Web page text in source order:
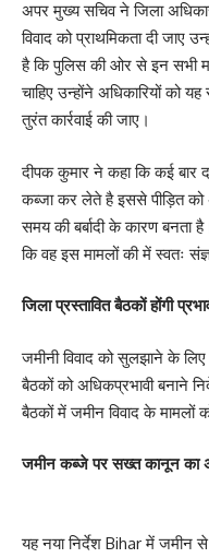
अपर मुख्य सचिव ने जिला
विवाद को प्राथमिकता दी जाए
है कि पुलिस की ओर से इन सभी
चाहिए उन्होंने अधिकारियों को
तुरंत कार्रवाई की जाए।
दीपक कुमार ने कहा कि कई बार
कब्जा कर लेते है इससे पीड़ित को
समय की बर्बादी के कारण बनता
कि वह इस मामलों की में स्वतः
जिला प्रस्तावित बैठकों होंगी
जमीनी विवाद को सुलझाने के लिए
बैठकों को अधिकप्रभावी बनाने
बैठकों में जमीन विवाद के मामलों
जमीन कब्जे पर सख्त कानून का
यह नया निर्देश Bihar में जमीन